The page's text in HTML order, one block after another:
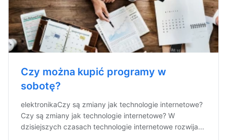
Czy można kupić programy w
sobotę?
elektronikaCzy są zmiany jak technologie internetowe?
Czy są zmiany jak technologie internetowe? W
dzisiejszych czasach technologie internetowe rozwija...